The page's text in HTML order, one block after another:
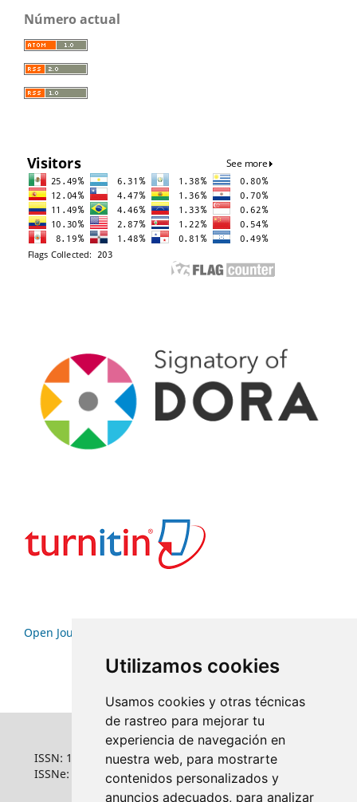
Utilizamos cookies
Usamos cookies y otras técnicas
de rastreo para mejorar tu
experiencia de navegación en
nuestra web, para mostrarte
contenidos personalizados y
anuncios adecuados, para analizar
Número actual
Open Journal Systems
ISSN: 1022-6508
ISSNe: 1681-5653